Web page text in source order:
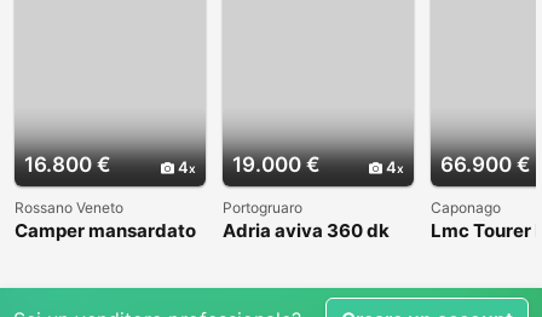
16.800 € 4
Rossano Veneto
Camper mansardato
19.000 € 4
Portogruaro
Adria aviva 360 dk
66.900 €
Caponago
Lmc Tourer